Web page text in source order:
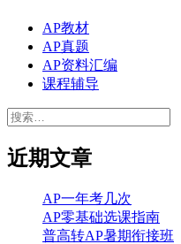
AP教材
AP真题
AP资料汇编
课程辅导
搜
近期文章
AP一年考几次
AP零基础选课指南
普高转AP暑期衔接班